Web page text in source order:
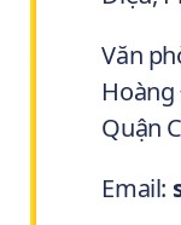
Văn
Hoàng
Quận
Email: